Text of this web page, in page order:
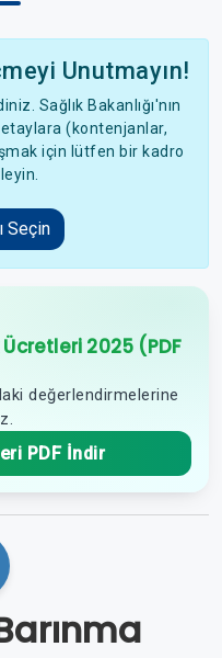
Unutmayın!
Sağlık Bakanlığı'nın
(kontenjanlar,
için lütfen bir kadro
Seçin
2025 (PDF
değerlendirmelerine
PDF İndir